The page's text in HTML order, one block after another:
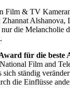
Film & TV
Zhannat Alshanova,
die Melancholie
für die beste
Film and
ständig
die Einflüsse